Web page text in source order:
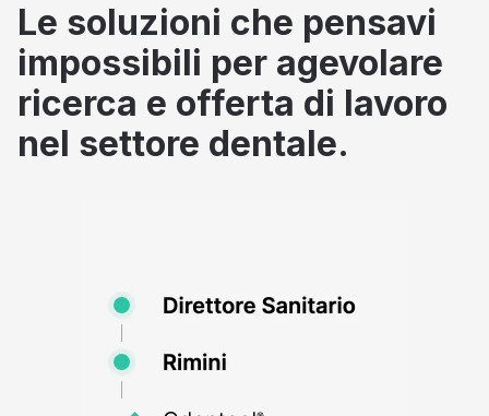
Le soluzioni che pensavi
impossibili per agevolare
ricerca e offerta di lavoro
nel settore dentale.